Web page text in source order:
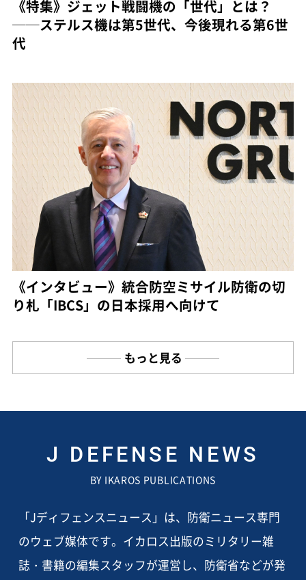
《特集》ジェット戦闘機の「世代」とは？
──ステルス機は第5世代、今後現れる第6世
代
《インタビュー》統合防空ミサイル防衛の切
り札「IBCS」の日本採用へ向けて
もっと見る
J DEFENSE NEWS
BY IKAROS PUBLICATIONS
「Jディフェンスニュース」は、防衛ニュース専門
のウェブ媒体です。イカロス出版のミリタリー雑
誌・書籍の編集スタッフが運営し、防衛省などが発